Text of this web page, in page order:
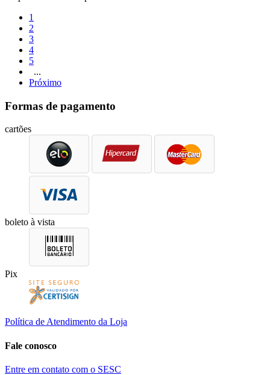
1
2
3
4
5
...
Próximo
Formas de pagamento
cartões
boleto à vista
Pix
Política de Atendimento da Loja
Fale conosco
Entre em contato com o SESC